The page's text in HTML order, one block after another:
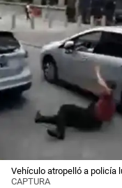
Vehículo atropelló a policía
CAPTURA